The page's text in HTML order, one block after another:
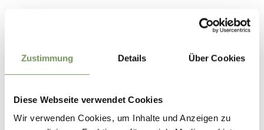
Zustimmung Details Über Cookies
Diese Webseite verwendet Cookies
Wir verwenden Cookies, um Inhalte und Anzeigen zu
Via Monte Benedetto, 22
39019 Tirolo
info@panorama-tirol.com
www.panorama-tirol.com